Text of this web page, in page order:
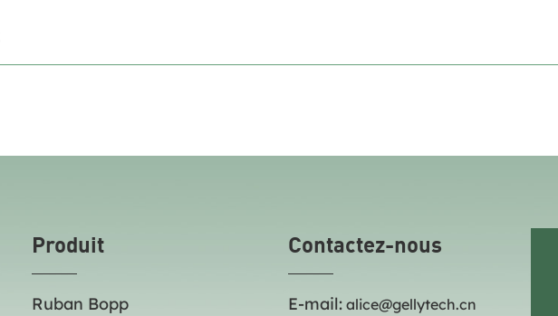
Produit
Ruban Bopp
Contactez-nous
E-mail: alice@gellytech.cn